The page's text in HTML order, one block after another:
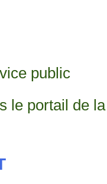
public
le portail de